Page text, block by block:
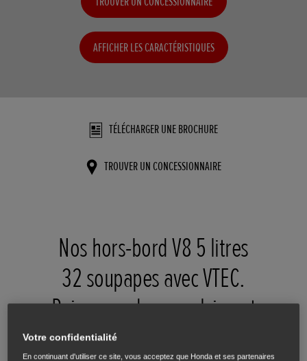
AFFICHER LES CARACTÉRISTIQUES
TÉLÉCHARGER UNE BROCHURE
TROUVER UN CONCESSIONNAIRE
Nos hors-bord V8 5 litres
32 soupapes avec VTEC.
Puissance de propulsion et
performances de niveau supérieur.
Votre confidentialité
En continuant d'utiliser ce site, vous acceptez que Honda et ses partenaires